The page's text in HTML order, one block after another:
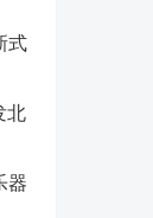
式
北
器